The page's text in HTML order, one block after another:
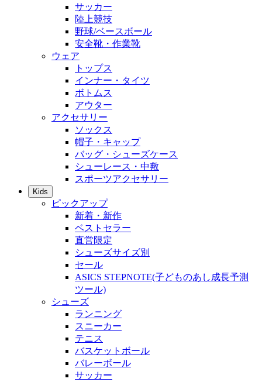
サッカー
陸上競技
野球/ベースボール
安全靴・作業靴
ウェア
トップス
インナー・タイツ
ボトムス
アウター
アクセサリー
ソックス
帽子・キャップ
バッグ・シューズケース
シューレース・中敷
スポーツアクセサリー
Kids
ピックアップ
新着・新作
ベストセラー
直営限定
シューズサイズ別
セール
ASICS STEPNOTE(子どものあし成長予測
ツール)
シューズ
ランニング
スニーカー
テニス
バスケットボール
バレーボール
サッカー